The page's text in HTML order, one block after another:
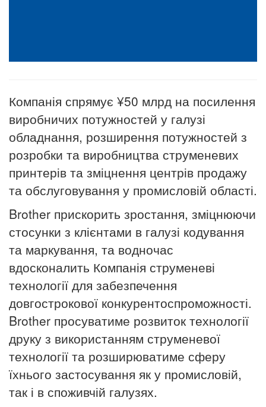
Компанія спрямує ¥50 млрд на посилення
виробничих потужностей у галузі
обладнання, розширення потужностей з
розробки та виробництва струменевих
принтерів та зміцнення центрів продажу
та обслуговування у промисловій області.
Brother прискорить зростання, зміцнюючи
стосунки з клієнтами в галузі кодування
та маркування, та водночас
вдосконалить Компанія струменеві
технології для забезпечення
довгострокової конкурентоспроможності.
Brother просуватиме розвиток технології
друку з використанням струменевої
технології та розширюватиме сферу
їхнього застосування як у промисловій,
так і в споживчій галузях.